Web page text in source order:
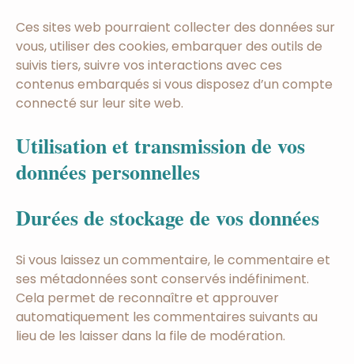
Ces sites web pourraient collecter des données sur
vous, utiliser des cookies, embarquer des outils de
suivis tiers, suivre vos interactions avec ces
contenus embarqués si vous disposez d’un compte
connecté sur leur site web.
Utilisation et transmission de vos
données personnelles
Durées de stockage de vos données
Si vous laissez un commentaire, le commentaire et
ses métadonnées sont conservés indéfiniment.
Cela permet de reconnaître et approuver
automatiquement les commentaires suivants au
lieu de les laisser dans la file de modération.